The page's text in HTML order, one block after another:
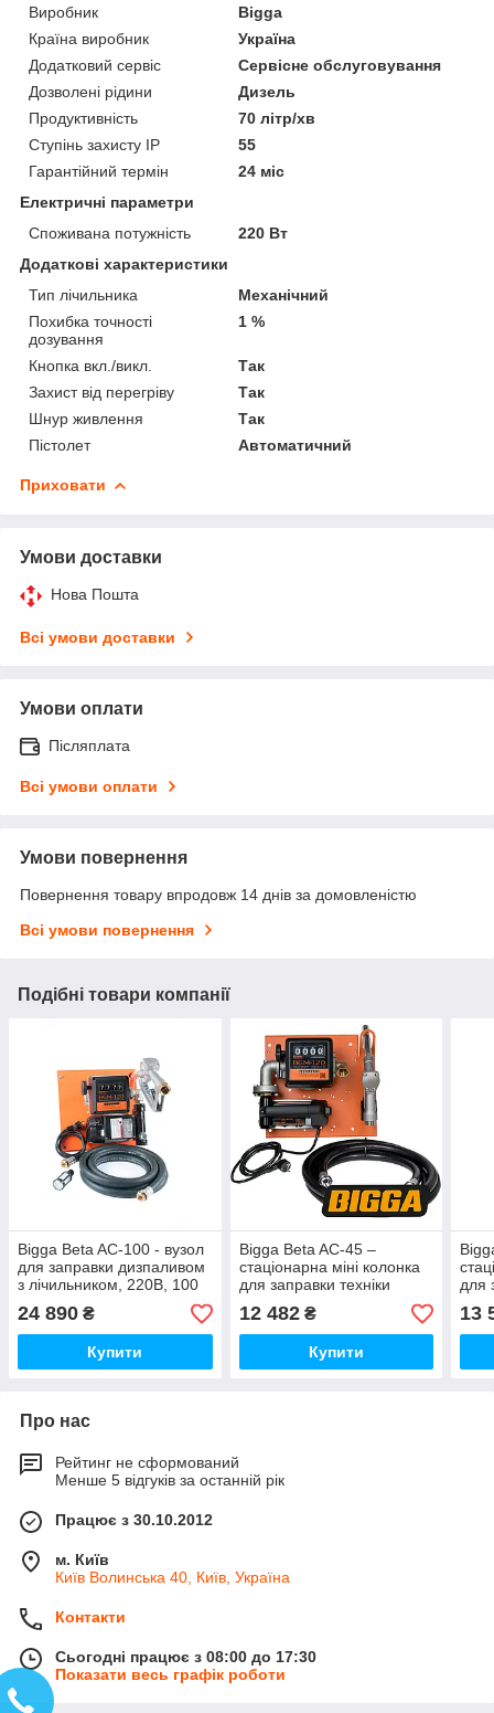
Виробник
Bigga
Країна виробник
Україна
Додатковий сервіс
Сервісне обслуговування
Дозволені рідини
Дизель
Продуктивність
70 літр/хв
Ступінь захисту IP
55
Гарантійний термін
24 міс
Електричні параметри
Споживана потужність
220 Вт
Додаткові характеристики
Тип лічильника
Механічний
Похибка точності
дозування
1 %
Кнопка вкл./викл.
Так
Захист від перегріву
Так
Шнур живлення
Так
Пістолет
Автоматичний
Приховати
Умови доставки
Нова Пошта
Всі умови доставки
Умови оплати
Післяплата
Всі умови оплати
Умови повернення
Повернення товару впродовж 14 днів за домовленістю
Всі умови повернення
Подібні товари компанії
Bigga Beta AC-100 - вузол
для заправки дизпаливом
з лічильником, 220В, 100
л/хв.
24 890 ₴
Купити
Bigga Beta AC-45 –
стаціонарна міні колонка
для заправки техніки
паливом. Живлення 220
В. 45 л/хв
12 482₴
Купити
для
В.
13
Про нас
Рейтинг не сформований
Менше 5 відгуків за останній рік
Працює з 30.10.2012
м. Київ
Київ Волинська 40, Київ, Україна
Контакти
Сьогодні працює з 08:00 до 17:30
Показати весь графік роботи